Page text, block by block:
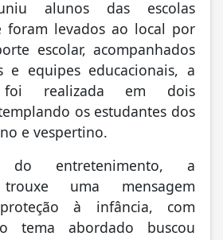
e uma abordagem
utiliza jogos, brincadeiras,
para transmitir a
forma leve e educativa, o
alunos das escolas
levados ao local por
escolar, acompanhados
e equipes educacionais, a
foi realizada em dois
os estudantes dos
e vespertino.